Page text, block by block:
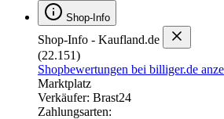
Shop-Info
Shop-Info - Kaufland.de
(22.151)
Shopbewertungen bei billiger.de
Marktplatz
Verkäufer: Brast24
Zahlungsarten: